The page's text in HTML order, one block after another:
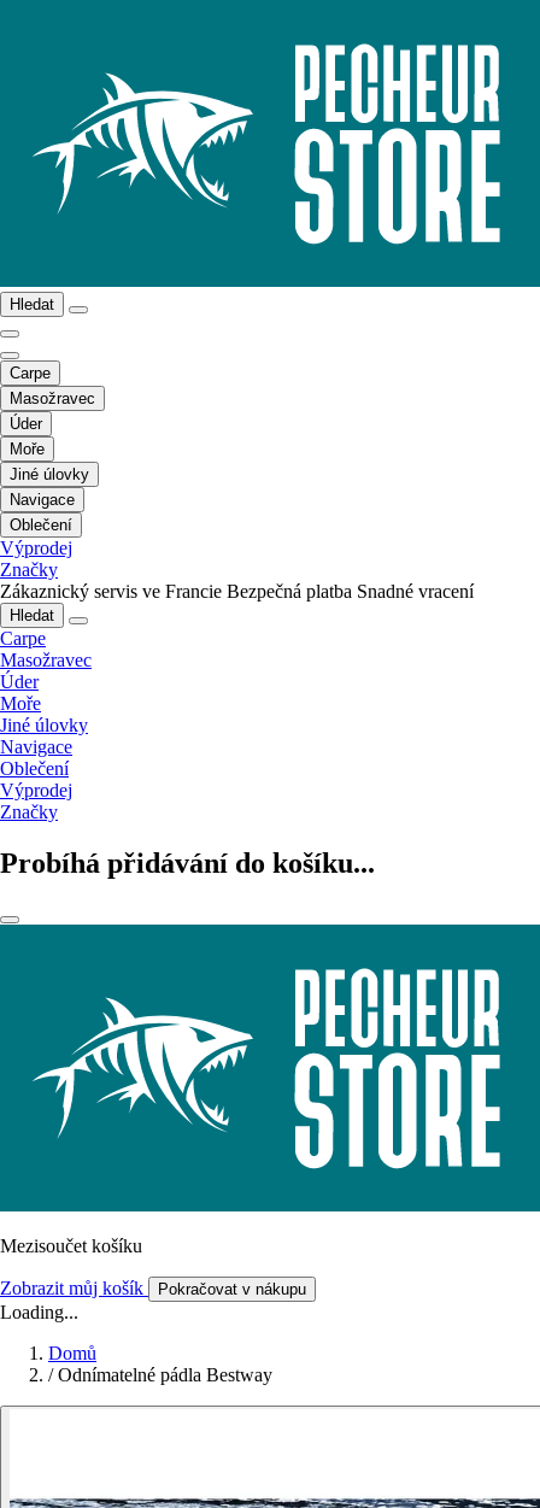
Hledat
Carpe
Masožravec
Úder
Moře
Jiné úlovky
Navigace
Oblečení
Výprodej
Značky
Zákaznický servis ve Francie Bezpečná platba Snadné vracení
Hledat
Carpe
Masožravec
Úder
Moře
Jiné úlovky
Navigace
Oblečení
Výprodej
Značky
Probíhá přidávání do košíku...
Mezisoučet košíku
Zobrazit můj košík Pokračovat v nákupu
Loading...
Domů
/ Odnímatelné pádla Bestway